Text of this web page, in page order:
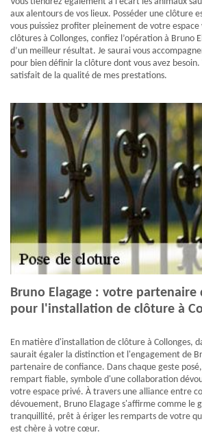
aux alentours de vos lieux. Posséder une clôture
vous puissiez profiter pleinement de votre espace
clôtures à Collonges, confiez l’opération à Bruno
d’un meilleur résultat. Je saurai vous
pour bien définir la clôture dont vous avez besoin.
satisfait de la qualité de mes prestations.
Bruno Elagage : votre partenaire
pour l'installation de clôture à
En matière d'installation de clôture à Collonges,
saurait égaler la distinction et l'engagement de
partenaire de confiance. Dans chaque geste
rempart fiable, symbole d'une collaboration
votre espace privé. À travers une alliance entre
dévouement, Bruno Elagage s'affirme comme le
tranquillité, prêt à ériger les remparts de votre
est chère à votre cœur.